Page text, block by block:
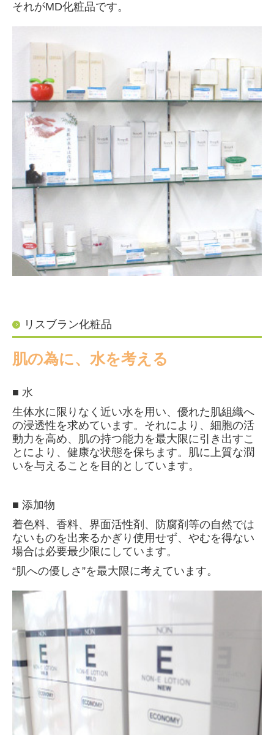
それがMD化粧品です。
リスブラン化粧品
肌の為に、水を考える
■ 水
生体水に限りなく近い水を用い、優れた肌組織へ
の浸透性を求めています。それにより、細胞の活
動力を高め、肌の持つ能力を最大限に引き出すこ
とにより、健康な状態を保ちます。肌に上質な潤
いを与えることを目的としています。
■ 添加物
着色料、香料、界面活性剤、防腐剤等の自然では
ないものを出来るかぎり使用せず、やむを得ない
場合は必要最少限にしています。
“肌への優しさ”を最大限に考えています。